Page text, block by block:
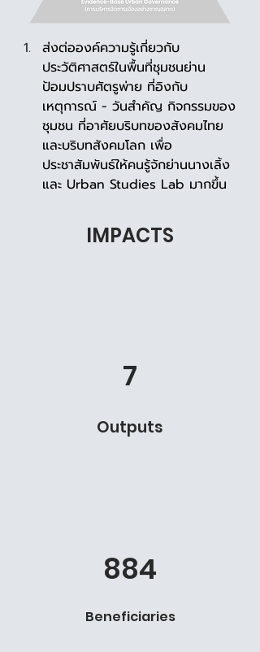
ส่งต่อองค์ความรู้เกี่ยวกับ
ประวัติศาสตร์ในพื้นที่ชุมชนย่าน
ป้อมปราบศัตรูพ่าย ที่อิงกับ
เหตุการณ์ - วันสำคัญ กิจกรรมของ
ชุมชน ที่อาศัยบริบทของสังคมไทย
และบริบทสังคมโลก เพื่อ
ประชาสัมพันธ์ให้คนรู้จักย่านนางเลิ้ง
และ Urban Studies Lab มากขึ้น
IMPACTS
7
Outputs
884
Beneficiaries